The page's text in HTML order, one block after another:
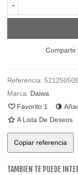
-
Compartir
Referencia:
Marca: Daiwa
Favorito 1
A Lista De Deseos
Copiar referencia
TAMBIEN TE PUEDE